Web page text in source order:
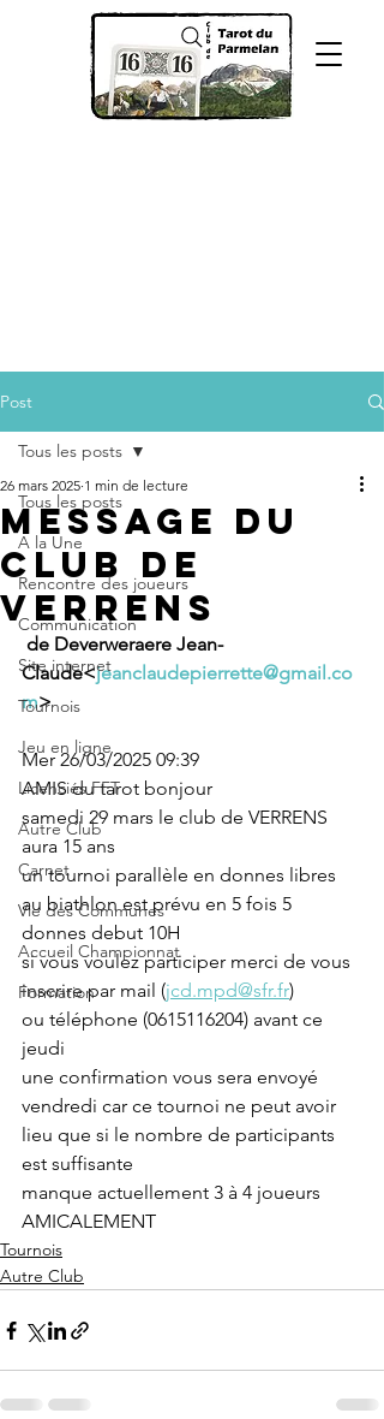
Post
Tous les posts
A la Une
Rencontre des joueurs
Communication
Site internet
Tournois
Jeu en ligne
Licenciés FFT
Autre Club
Carnet
Vie des Communes
Accueil Championnat
Formation
Tous les posts
Message du
Club de
Verrens
26 mars 2025 1 min de lecture
Claude<jeanclaudepierrette@gmail.co
m>
Mer 26/03/2025 09:39
AMIS du tarot bonjour
samedi 29 mars le club de VERRENS
aura 15 ans
un tournoi parallèle en donnes libres
au biathlon est prévu en 5 fois 5
donnes debut 10H
si vous voulez participer merci de vous
inscrire par mail (jcd.mpd@sfr.fr)
ou téléphone (0615116204) avant ce
jeudi
une confirmation vous sera envoyé
vendredi car ce tournoi ne peut avoir
lieu que si le nombre de participants
est suffisante
manque actuellement 3 à 4 joueurs
AMICALEMENT
Tournois
Autre Club